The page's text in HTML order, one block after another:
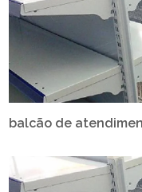
balcão de